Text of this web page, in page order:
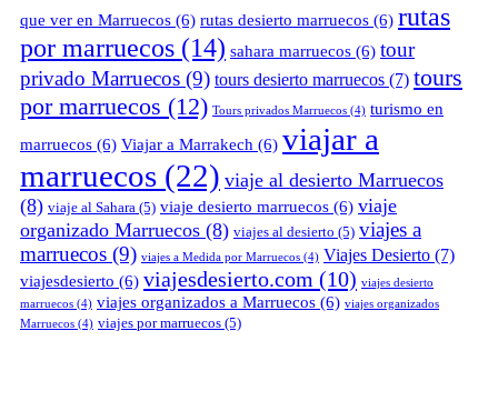
que ver en Marruecos (6) rutas desierto marruecos (6) rutas
por marruecos (14) sahara marruecos (6) tour
privado Marruecos (9) tours desierto marruecos (7) tours
por marruecos (12) Tours privados Marruecos (4) turismo en
marruecos (6) Viajar a Marrakech (6) viajar a
marruecos (22) viaje al desierto Marruecos
(8) viaje al Sahara (5) viaje desierto marruecos (6) viaje
organizado Marruecos (8) viajes al desierto (5) viajes a
marruecos (9) viajes a Medida por Marruecos (4) Viajes Desierto (7)
viajesdesierto (6) viajesdesierto.com (10) viajes desierto
marruecos (4) viajes organizados a Marruecos (6) viajes organizados
Marruecos (4) viajes por marruecos (5)